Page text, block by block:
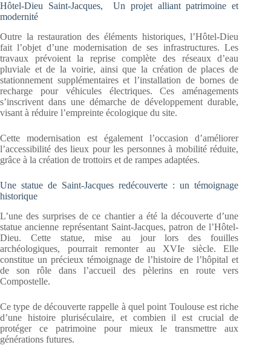
Hôtel-Dieu Saint-Jacques, Un projet alliant patrimoine et
modernité
Outre la restauration des éléments historiques, l’Hôtel-Dieu
fait l’objet d’une modernisation de ses infrastructures. Les
travaux prévoient la reprise complète des réseaux d’eau
pluviale et de la voirie, ainsi que la création de places de
stationnement supplémentaires et l’installation de bornes de
recharge pour véhicules électriques. Ces aménagements
s’inscrivent dans une démarche de développement durable,
visant à réduire l’empreinte écologique du site.
Cette modernisation est également l’occasion d’améliorer
l’accessibilité des lieux pour les personnes à mobilité réduite,
grâce à la création de trottoirs et de rampes adaptées.
Une statue de Saint-Jacques redécouverte : un témoignage
historique
L’une des surprises de ce chantier a été la découverte d’une
statue ancienne représentant Saint-Jacques, patron de l’Hôtel-
Dieu. Cette statue, mise au jour lors des fouilles
archéologiques, pourrait remonter au XVIe siècle. Elle
constitue un précieux témoignage de l’histoire de l’hôpital et
de son rôle dans l’accueil des pèlerins en route vers
Compostelle.
Ce type de découverte rappelle à quel point Toulouse est riche
d’une histoire pluriséculaire, et combien il est crucial de
protéger ce patrimoine pour mieux le transmettre aux
générations futures.